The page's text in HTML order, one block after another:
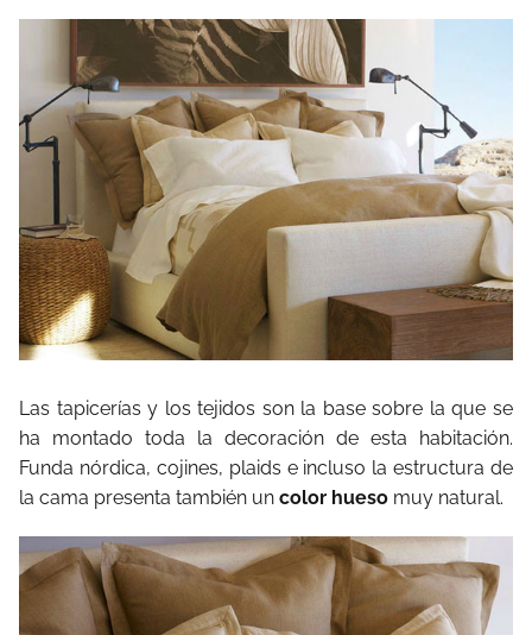
Las tapicerías y los tejidos son la base sobre la que se
ha montado toda la decoración de esta habitación.
Funda nórdica, cojines, plaids e incluso la estructura de
la cama presenta también un color hueso muy natural.